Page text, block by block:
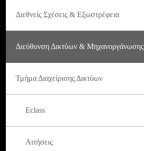
Διεθνείς Σχέσεις & Εξωστρέφεια
Διεύθυνση Δικτύων & Μηχανοργάνωσης
Τμήμα Διαχείρισης Δικτύων
Eclass
Αιτήσεις